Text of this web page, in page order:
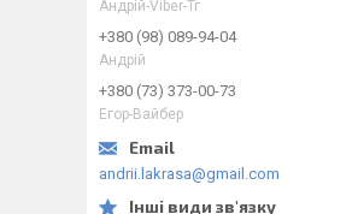
Андрій-Viber-Тг
+380 (98) 089-94-04
Андрій
+380 (73) 373-00-73
Егор-Вайбер
andrii.lakrasa@gmail.com